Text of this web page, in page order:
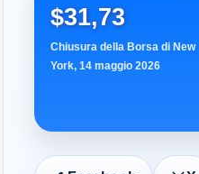
$31,73
Chiusura della Borsa di New
York, 14 maggio 2026